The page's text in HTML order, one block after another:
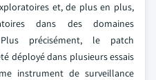
et, de plus en plus,
dans des domaines
précisément, le patch
déployé dans plusieurs essais
instrument de surveillance